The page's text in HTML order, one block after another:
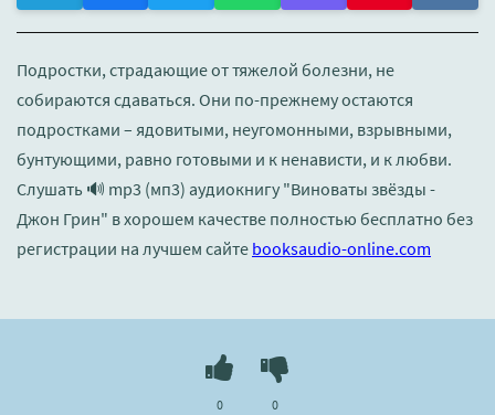
Подростки, страдающие от тяжелой болезни, не
собираются сдаваться. Они по-прежнему остаются
подростками – ядовитыми, неугомонными, взрывными,
бунтующими, равно готовыми и к ненависти, и к любви.
Слушать 🔊 mp3 (мп3) аудиокнигу "Виноваты звёзды -
Джон Грин" в хорошем качестве полностью бесплатно без
регистрации на лучшем сайте booksaudio-online.com
0 0